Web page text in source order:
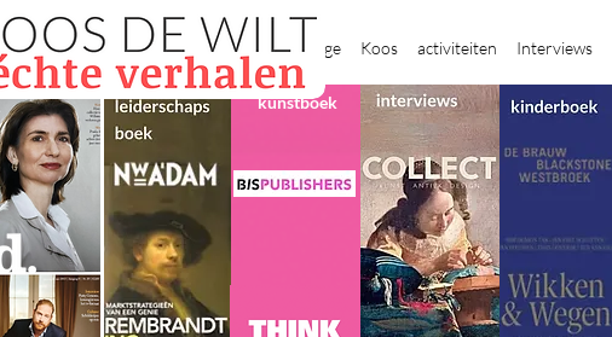
New Page Koos activiteiten Interviews
kunstboek